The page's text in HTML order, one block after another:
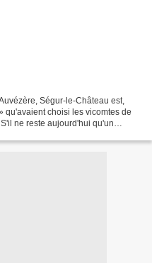
Ségur-le-Château est,
qu'avaient choisi les vicomtes de
ne reste aujourd'hui qu'un